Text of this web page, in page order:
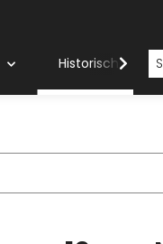
Historische